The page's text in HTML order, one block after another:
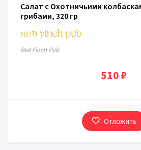
Салат с Охотничьими
грибами, 320 гр
Red Finch Pub
510 ₽
Отложить